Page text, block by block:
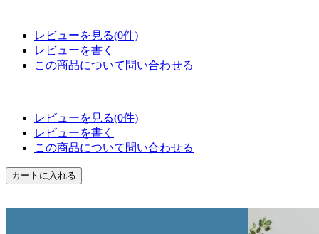
レビューを見る(0件)
レビューを書く
この商品について問い合わせる
レビューを見る(0件)
レビューを書く
この商品について問い合わせる